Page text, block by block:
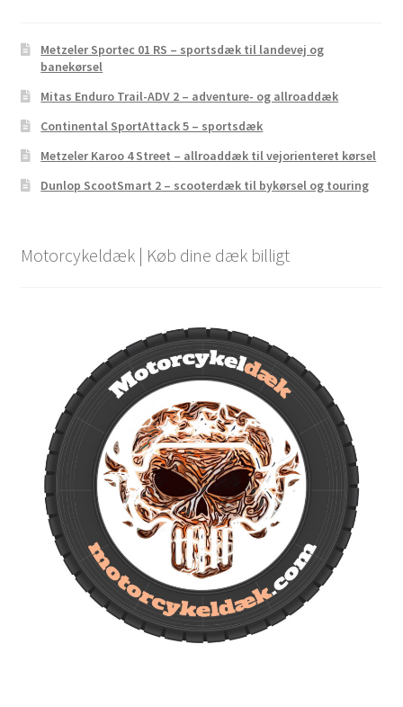
Metzeler Sportec 01 RS – sportsdæk til landevej og
banekørsel
Mitas Enduro Trail-ADV 2 – adventure- og allroaddæk
Continental SportAttack 5 – sportsdæk
Metzeler Karoo 4 Street – allroaddæk til vejorienteret kørsel
Dunlop ScootSmart 2 – scooterdæk til bykørsel og touring
Motorcykeldæk | Køb dine dæk billigt